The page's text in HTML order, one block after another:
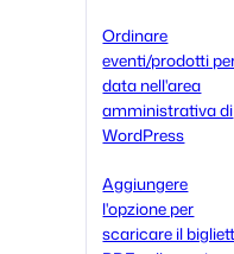
Ordinare
eventi/prodotti
data nell'area
amministrativa di
WordPress
Aggiungere
l'opzione per
scaricare il